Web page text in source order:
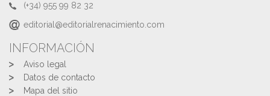
(+34) 955 99 82 32
editorial@editorialrenacimiento.com
INFORMACIÓN
Aviso legal
Datos de contacto
Mapa del sitio